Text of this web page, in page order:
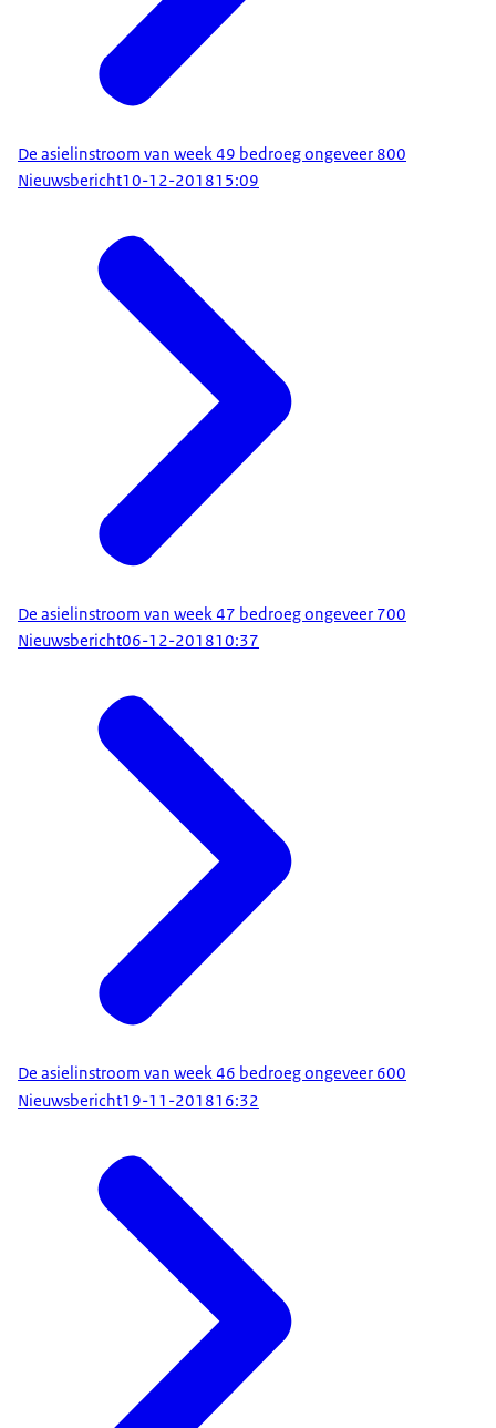
De asielinstroom van week 49 bedroeg ongeveer 800
Nieuwsbericht10-12-201815:09
De asielinstroom van week 47 bedroeg ongeveer 700
Nieuwsbericht06-12-201810:37
De asielinstroom van week 46 bedroeg ongeveer 600
Nieuwsbericht19-11-201816:32